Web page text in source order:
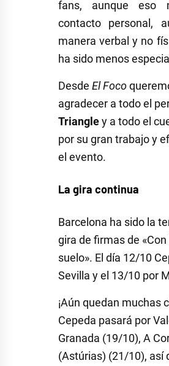
fans, aunque eso
contacto personal,
manera verbal y no
ha sido menos
Desde El Foco
agradecer a todo el
Triangley a todo el
por su gran trabajo y
el evento.
La gira continua
Barcelona ha sido la
gira de firmas de «Con
suelo». El día 12/10
Sevilla y el 13/10 por
¡Aún quedan muchas
Cepeda pasará por
Granada (19/10), A
(Astúrias) (21/10), así